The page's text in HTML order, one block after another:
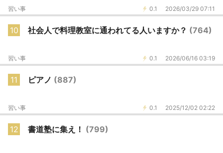
0.1 2026/03/29 07:11
習い事
10 社会人で料理教室に通われてる人いますか？ (764)
0.1 2026/06/16 03:19
習い事
11 ピアノ (887)
0.1 2025/12/02 02:22
習い事
12 書道塾に集え！ (799)